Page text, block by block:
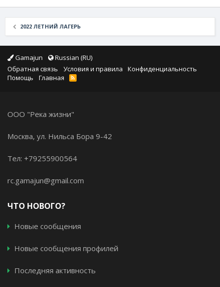
2022 ЛЕТНИЙ ЛАГЕРЬ
Gamajun
Russian (RU)
Обратная связь
Условия и правила
Конфиденциальность
Помощь
Главная
ООО "Река жизни"
Москва, ул. Нильса Бора 9-42
Тел: +79255900564
rc.gamajun@gmail.com
ЧТО НОВОГО?
Новые сообщения
Новые сообщения профилей
Последняя активность